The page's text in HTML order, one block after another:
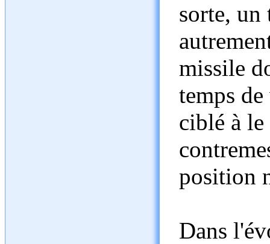
sorte,
missile
temps
ciblé à le
position
Dans